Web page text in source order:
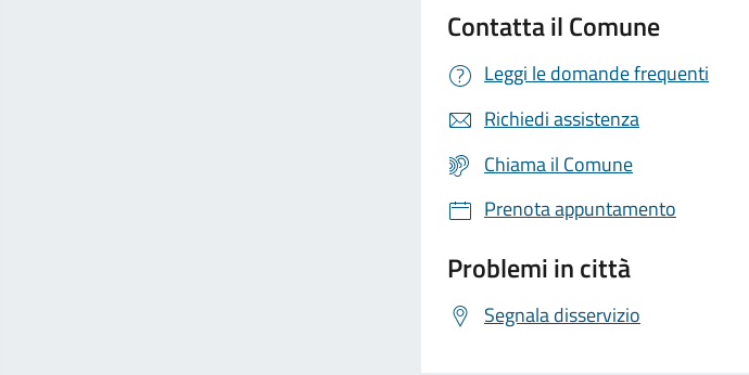
Contatta il Comune
Leggi le domande frequenti
Richiedi assistenza
Chiama il Comune
Prenota appuntamento
Problemi in città
Segnala disservizio